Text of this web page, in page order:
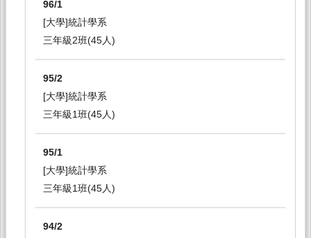
96/1
[大學]統計學系
三年級2班(45人)
95/2
[大學]統計學系
三年級1班(45人)
95/1
[大學]統計學系
三年級1班(45人)
94/2